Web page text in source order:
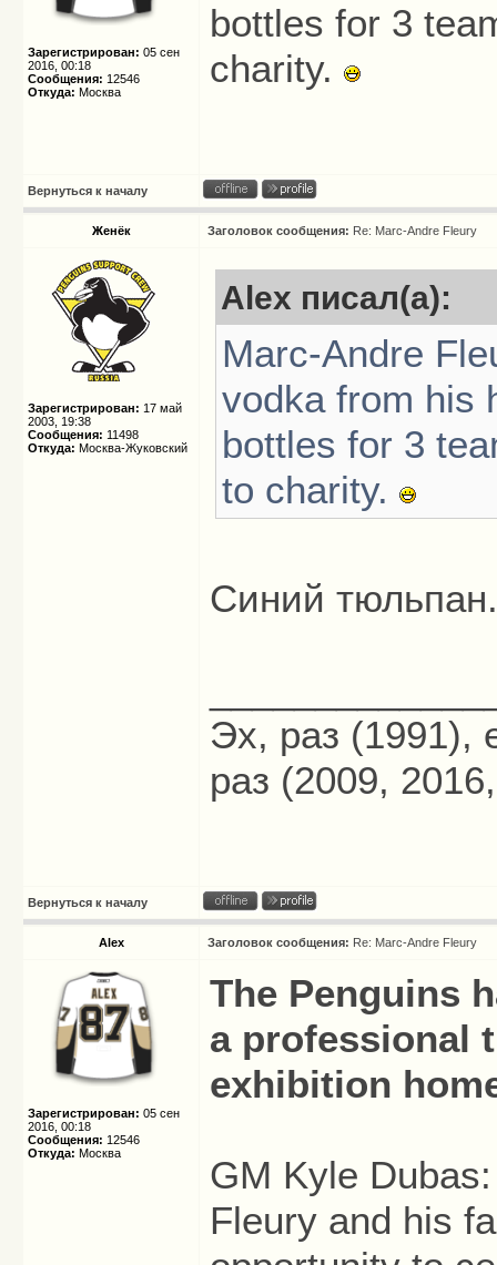
Зарегистрирован: 05 сен
2016, 00:18
Сообщения: 12546
Откуда: Москва
bottles for 3
charity.
Вернуться к началу
Женёк Заголовок сообщения: Re: Marc-Andre Fleury
Зарегистрирован: 17 май
2003, 19:38
Сообщения: 11498
Откуда: Москва-Жуковский
Alex писал(а):
Marc-Andre
vodka from his
bottles for 3
to charity.
Синий
Эх, раз (1991),
раз (2009,
Вернуться к началу
Alex Заголовок сообщения: Re: Marc-Andre Fleury
Зарегистрирован: 05 сен
2016, 00:18
Сообщения: 12546
Откуда: Москва
The Penguins
a professional
exhibition
GM Kyle
Fleury and his